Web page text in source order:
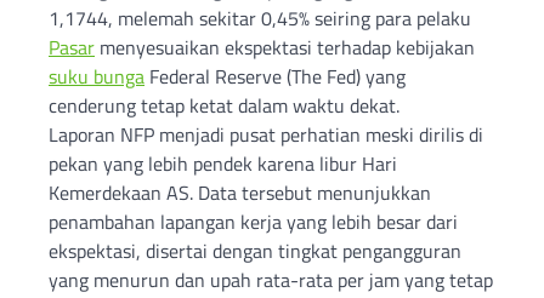
1,1744, melemah sekitar 0,45% seiring para pelaku
Pasar menyesuaikan ekspektasi terhadap kebijakan
suku bunga Federal Reserve (The Fed) yang
cenderung tetap ketat dalam waktu dekat.
Laporan NFP menjadi pusat perhatian meski dirilis di
pekan yang lebih pendek karena libur Hari
Kemerdekaan AS. Data tersebut menunjukkan
penambahan lapangan kerja yang lebih besar dari
ekspektasi, disertai dengan tingkat pengangguran
yang menurun dan upah rata-rata per jam yang tetap